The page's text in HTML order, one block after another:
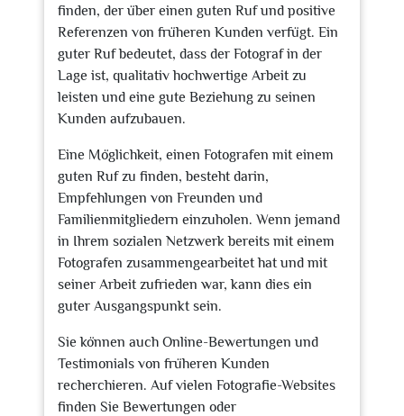
finden, der über einen guten Ruf und positive
Referenzen von früheren Kunden verfügt. Ein
guter Ruf bedeutet, dass der Fotograf in der
Lage ist, qualitativ hochwertige Arbeit zu
leisten und eine gute Beziehung zu seinen
Kunden aufzubauen.
Eine Möglichkeit, einen Fotografen mit einem
guten Ruf zu finden, besteht darin,
Empfehlungen von Freunden und
Familienmitgliedern einzuholen. Wenn jemand
in Ihrem sozialen Netzwerk bereits mit einem
Fotografen zusammengearbeitet hat und mit
seiner Arbeit zufrieden war, kann dies ein
guter Ausgangspunkt sein.
Sie können auch Online-Bewertungen und
Testimonials von früheren Kunden
recherchieren. Auf vielen Fotografie-Websites
finden Sie Bewertungen oder